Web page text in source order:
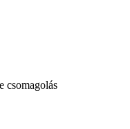
csomagolás